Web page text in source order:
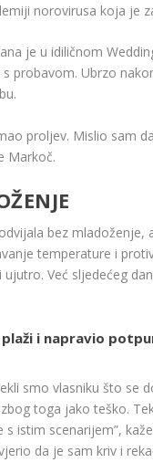
norovirusa koja je
je u idiličnom
probavom. Ubrzo
proljev. Mislio sam
Markoč.
bez
temperature i
Već sljedećeg
plaži i napravio
smo vlasniku što
toga jako teško.
istim scenarijem”,
da je sam kriv i